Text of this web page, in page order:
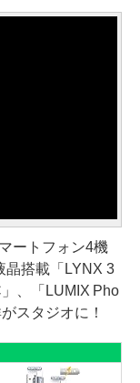
ートフォン4機
晶搭載「LYNX 3
、「LUMIX Pho
スタジオに！